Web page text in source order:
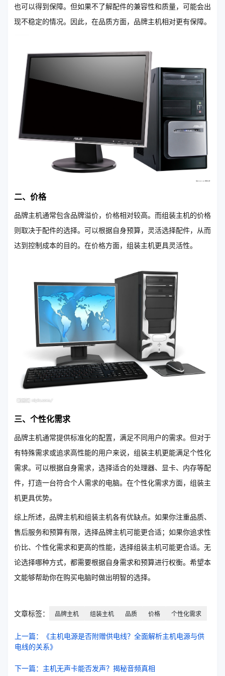
也可以得到保障。但如果不了解配件的兼容性和质量，可能会出
现不稳定的情况。因此，在品质方面，品牌主机相对更有保障。
二、价格
品牌主机通常包含品牌溢价，价格相对较高。而组装主机的价格
则取决于配件的选择。可以根据自身预算，灵活选择配件，从而
达到控制成本的目的。在价格方面，组装主机更具灵活性。
三、个性化需求
品牌主机通常提供标准化的配置，满足不同用户的需求。但对于
有特殊需求或追求高性能的用户来说，组装主机更能满足个性化
需求。可以根据自身需求，选择适合的处理器、显卡、内存等配
件，打造一台符合个人需求的电脑。在个性化需求方面，组装主
机更具优势。
综上所述，品牌主机和组装主机各有优缺点。如果你注重品质、
售后服务和预算有限，选择品牌主机可能更合适；如果你追求性
价比、个性化需求和更高的性能，选择组装主机可能更合适。无
论选择哪种方式，都需要根据自身需求和预算进行权衡。希望本
文能够帮助你在购买电脑时做出明智的选择。
文章标签： 品牌主机 组装主机 品质 价格 个性化需求
上一篇：《主机电源是否附赠供电线？全面解析主机电源与供
电线的关系》
下一篇：主机无声卡能否发声？揭秘音频真相